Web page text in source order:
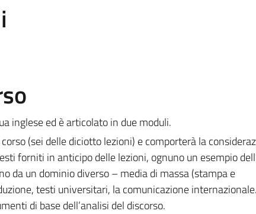
inglese ed è articolato in due moduli.
(sei delle diciotto lezioni) e comporterà la
forniti in anticipo delle lezioni, ognuno un esempio
da un dominio diverso – media di massa (stampa e
testi universitari, la comunicazione internazionale.
di base dell’analisi del discorso.